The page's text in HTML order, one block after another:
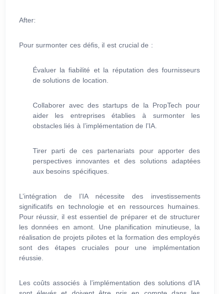
After:
Pour surmonter ces défis, il est crucial de :
Évaluer la fiabilité et la réputation des fournisseurs
de solutions de location.
Collaborer avec des startups de la PropTech pour
aider les entreprises établies à surmonter les
obstacles liés à l’implémentation de l’IA.
Tirer parti de ces partenariats pour apporter des
perspectives innovantes et des solutions adaptées
aux besoins spécifiques.
L’intégration de l’IA nécessite des investissements
significatifs en technologie et en ressources humaines.
Pour réussir, il est essentiel de préparer et de structurer
les données en amont. Une planification minutieuse, la
réalisation de projets pilotes et la formation des employés
sont des étapes cruciales pour une implémentation
réussie.
Les coûts associés à l’implémentation des solutions d’IA